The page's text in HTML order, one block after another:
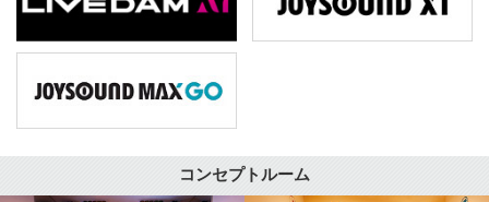
コンセプトルーム